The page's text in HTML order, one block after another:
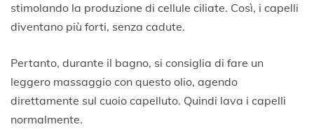
stimolando la produzione di cellule ciliate. Così, i capelli
diventano più forti, senza cadute.
Pertanto, durante il bagno, si consiglia di fare un
leggero massaggio con questo olio, agendo
direttamente sul cuoio capelluto. Quindi lava i capelli
normalmente.